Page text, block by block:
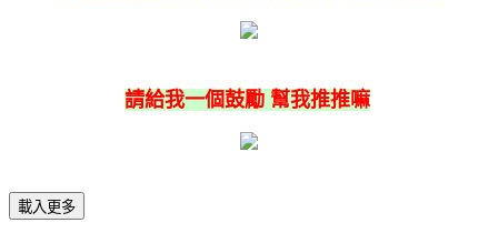
請給我一個鼓勵 幫我推推嘛
載入更多